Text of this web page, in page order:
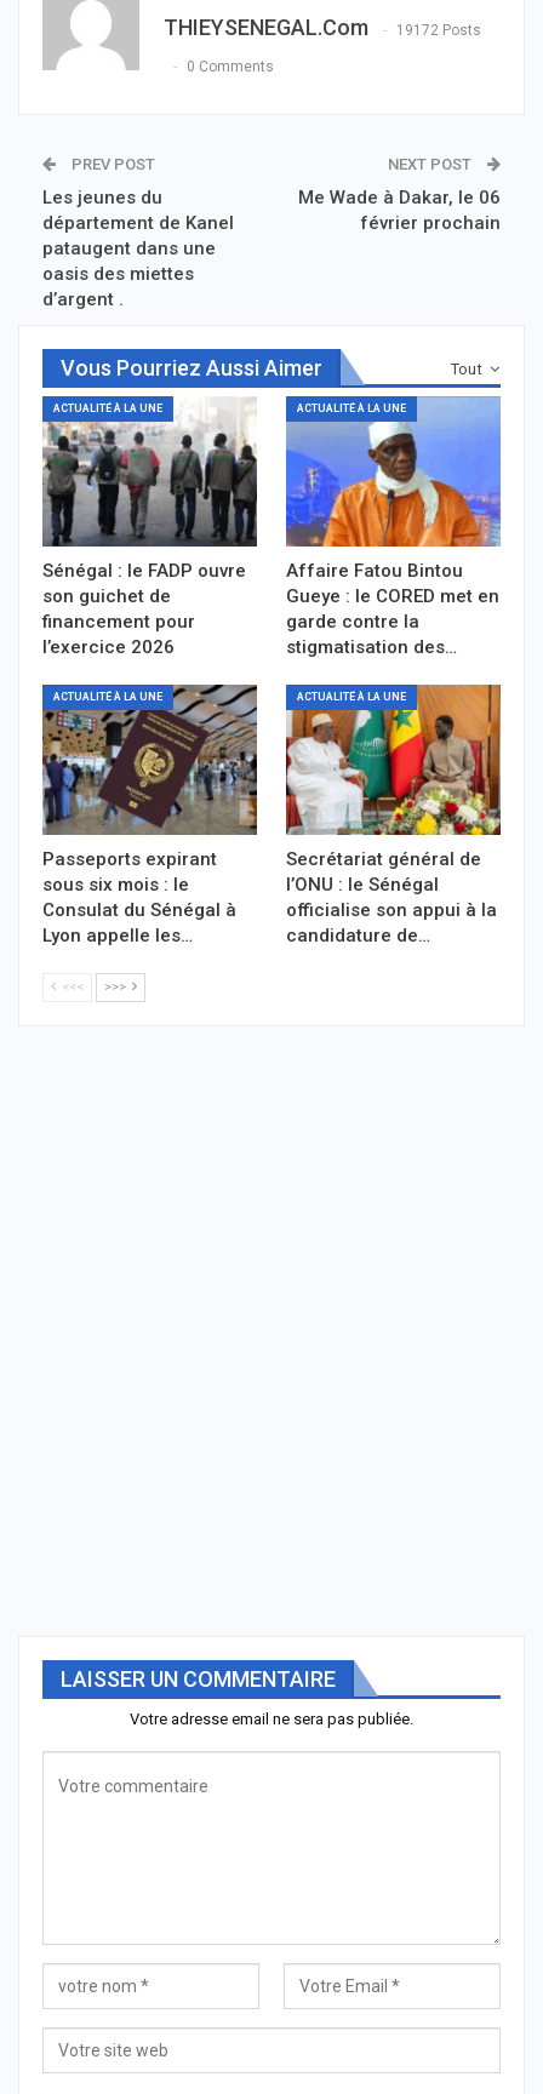
THIEYSENEGAL.com
19172 Posts
0 Comments
PREV POST
Les jeunes du
département de Kanel
pataugent dans une
oasis des miettes
d’argent .
NEXT POST
Me Wade à Dakar, le 06
février prochain
Tout
Vous Pourriez Aussi Aimer
ACTUALITÉ À LA UNE
Sénégal : le FADP ouvre
son guichet de
financement pour
l’exercice 2026
ACTUALITÉ À LA UNE
Affaire Fatou Bintou
Gueye : le CORED met en
garde contre la
stigmatisation des…
ACTUALITÉ À LA UNE
Passeports expirant
sous six mois : le
Consulat du Sénégal à
Lyon appelle les…
ACTUALITÉ À LA UNE
Secrétariat général de
l’ONU : le Sénégal
officialise son appui à la
candidature de…
<<< >>>
LAISSER UN COMMENTAIRE
Votre adresse email ne sera pas publiée.